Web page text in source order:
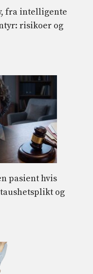
fra intelligente
risikoer og
pasient hvis
og